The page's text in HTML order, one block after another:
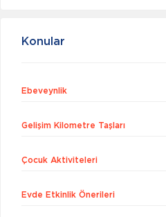
Konular
Ebeveynlik
Gelişim Kilometre Taşları
Çocuk Aktiviteleri
Evde Etkinlik Önerileri